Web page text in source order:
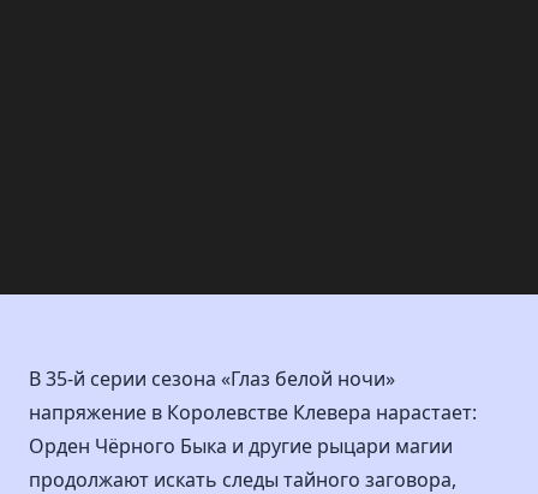
В 35-й серии сезона «Глаз белой ночи»
напряжение в Королевстве Клевера нарастает:
Орден Чёрного Быка и другие рыцари магии
продолжают искать следы тайного заговора,